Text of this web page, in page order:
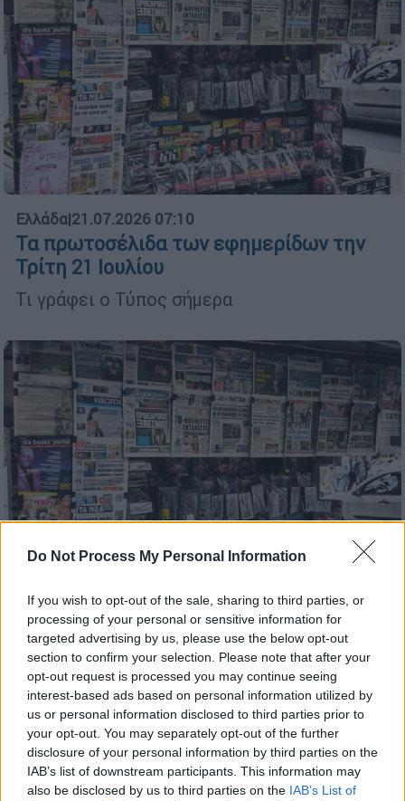
Do Not Process My Personal Information
If you wish to opt-out of the sale, sharing to third parties, or
processing of your personal or sensitive information for
targeted advertising by us, please use the below opt-out
section to confirm your selection. Please note that after your
opt-out request is processed you may continue seeing
interest-based ads based on personal information utilized by
us or personal information disclosed to third parties prior to
your opt-out. You may separately opt-out of the further
disclosure of your personal information by third parties on the
IAB’s list of downstream participants. This information may
also be disclosed by us to third parties on the IAB’s List of
Ελλάδα|21.07.2026 07:10
Τα πρωτοσέλιδα των εφημερίδων την
Τρίτη 21 Ιουλίου
Τι γράφει ο Τύπος σήμερα
Ελλάδα|30.06.2026 07:10
Τα πρωτοσέλιδα των εφημερίδων
σήμερα, Τρίτη 30 Ιουνίου
Τι γράφει ο Τύπος σήμερα